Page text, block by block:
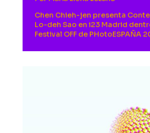
Chen Chieh-jen presenta
Lo-deh Sao en i23 Madrid
Festival OFF de PHotoESPAÑA